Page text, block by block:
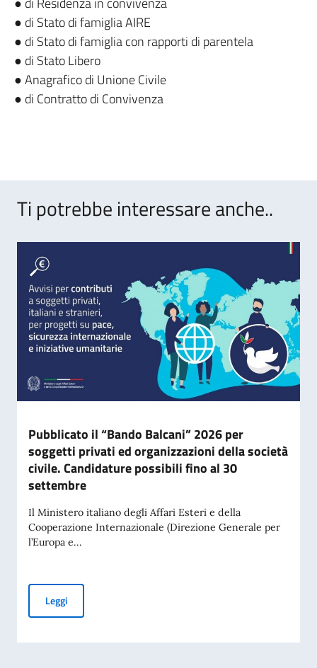
● di Stato di famiglia AIRE
● di Stato di famiglia con rapporti di parentela
● di Stato Libero
● Anagrafico di Unione Civile
● di Contratto di Convivenza
Ti potrebbe interessare anche..
Pubblicato il “Bando Balcani” 2026 per
soggetti privati ed organizzazioni della società
civile. Candidature possibili fino al 30
settembre
Il Ministero italiano degli Affari Esteri e della
Cooperazione Internazionale (Direzione Generale per
l’Europa e...
LeggiPubblicato il “Bando Balcani” 2026 per soggetti privati